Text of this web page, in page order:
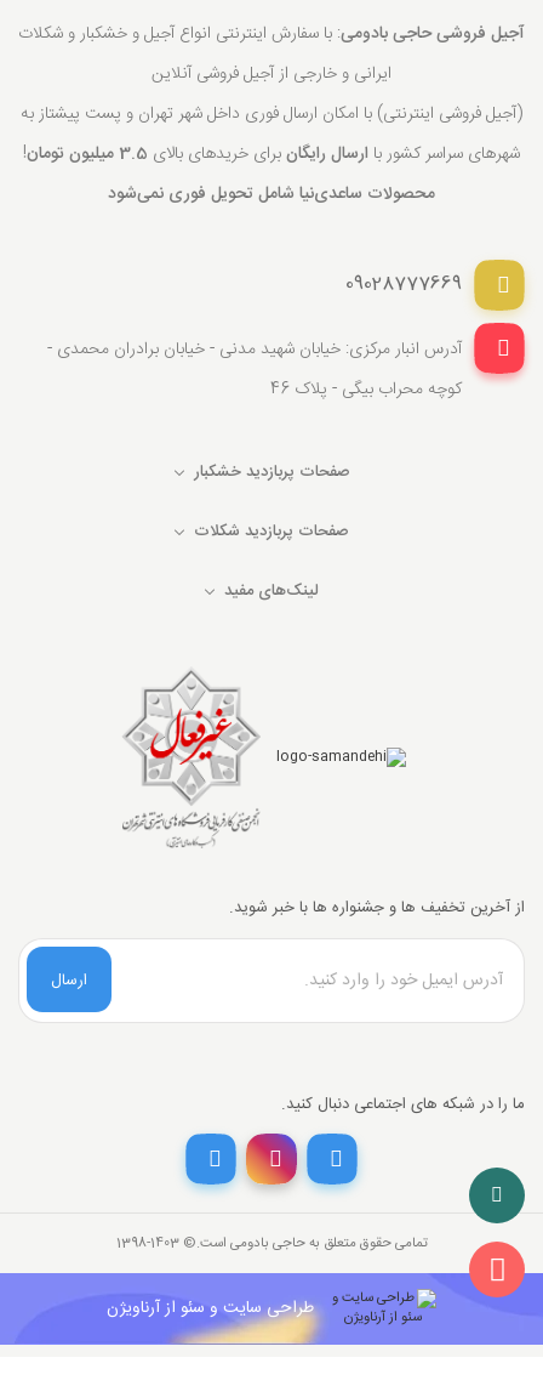
تخفیف خرید نقدی
با انتخاب درگاه پرداخت حاجی بادومی از 3% خرید نقدی تخفیف بگیرید.
قیمت جدید کالا
با احتساب تخفیف 841,142
آجیل فروشی حاجی بادومی: با سفارش اینترنتی انواع آجیل و خشکبار و شکلات
ایرانی و خارجی از آجیل فروشی آنلاین
(آجیل فروشی اینترنتی) با امکان ارسال فوری داخل شهر تهران و پست پیشتاز به
شهرهای سراسر کشور با ارسال رایگانبرای خریدهای بالای 3.5 میلیون تومان
!
محصولات ساعدی‌نیا شامل تحویل فوری نمی‌شود
09028777669
آدرس انبار مرکزی: خیابان شهید مدنی - خیابان برادران محمدی -
کوچه محراب بیگی - پلاک 46
صفحات پربازدید خشکبار
صفحات پربازدید شکلات
لینک‌های مفید
از آخرین تخفیف ها و جشنواره ها با خبر شوید.
ارسال
ما را در شبکه های اجتماعی دنبال کنید.
تمامی حقوق متعلق به حاجی بادومی است.©‏ 1398-1403
طراحی سایت و سئو از آرناویژن